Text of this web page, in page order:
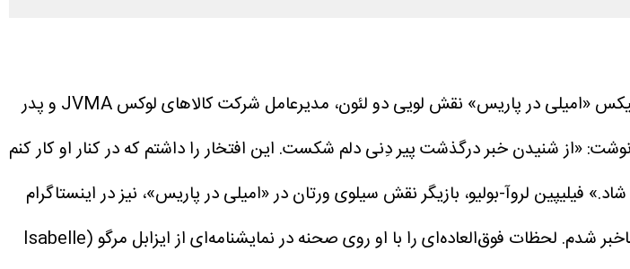
به نقل از ورایتی، پیر در فصل‌های سوم و چهارم مجموعه موفق نتفلیکس «امیلی در پاریس» نقش لویی دو لئون، مدیرعامل شرکت کالاهای لوکس JVMA و پدر
نوشت: «از شنیدن خبر درگذشت پیر دِنی دلم شکست. این افتخار را داشتم که در کنار او کار کنم
فیلیپین لروآ-بولیو، بازیگر نقش سیلوی ورتان در «امیلی در پاریس»، نیز در اینستاگرام
یادبودی برای پیر منتشر کرد و نوشت: «به تازگی با اندوه فراوان از درگذشت پیر دِنی باخبر شدم. لحظات فوق‌العاده‌ای را با او روی صحنه در نمایشنامه‌ای از ایزابل مرگو (Isabelle